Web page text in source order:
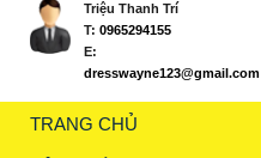
Triệu Thanh Trí
T: 0965294155
E:
dresswayne123@gmail.com
TRANG CHỦ